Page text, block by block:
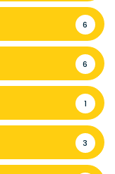
6
6
1
3